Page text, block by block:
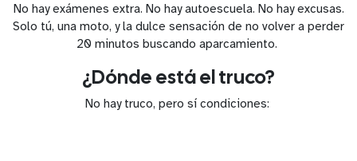
No hay exámenes extra. No hay autoescuela. No hay excusas.
Solo tú, una moto, y la dulce sensación de no volver a perder
20 minutos buscando aparcamiento.
¿Dónde está el truco?
No hay truco, pero sí condiciones: